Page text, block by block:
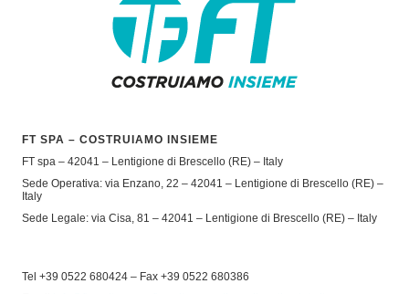
FT SPA – COSTRUIAMO INSIEME
FT spa – 42041 – Lentigione di Brescello (RE) – Italy
Sede Operativa: via Enzano, 22 – 42041 – Lentigione di Brescello (RE) –
Italy
Sede Legale: via Cisa, 81 – 42041 – Lentigione di Brescello (RE) – Italy
Tel +39 0522 680424 – Fax +39 0522 680386